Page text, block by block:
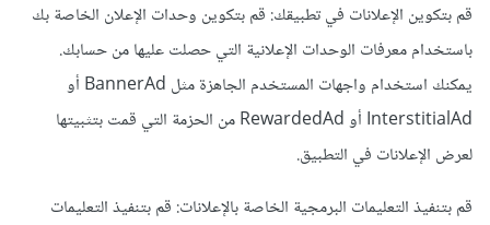
قم بتكوين الإعلانات في تطبيقك: قم بتكوين وحدات الإعلان الخاصة بك
باستخدام معرفات الوحدات الإعلانية التي حصلت عليها من حسابك.
يمكنك استخدام واجهات المستخدم الجاهزة مثل BannerAd أو
InterstitialAd أو RewardedAd من الحزمة التي قمت بتثبيتها
لعرض الإعلانات في التطبيق.
قم بتنفيذ التعليمات البرمجية الخاصة بالإعلانات: قم بتنفيذ التعليمات